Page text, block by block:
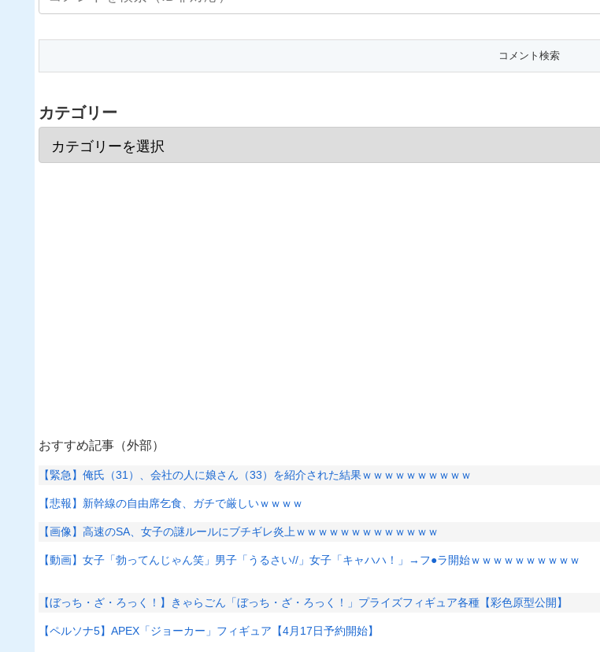
カテゴリー
おすすめ記事（外部）
【緊急】俺氏（31）、会社の人に娘さん（33）を紹介された結果ｗｗｗｗｗｗｗｗｗｗ
【悲報】新幹線の自由席乞食、ガチで厳しいｗｗｗｗ
【画像】高速のSA、女子の謎ルールにブチギレ炎上ｗｗｗｗｗｗｗｗｗｗｗｗｗ
【動画】女子「勃ってんじゃん笑」男子「うるさい//」女子「キャハハ！」→フ●ラ開始ｗｗｗｗｗｗｗｗｗｗ
【ぼっち・ざ・ろっく！】きゃらごん「ぼっち・ざ・ろっく！」プライズフィギュア各種【彩色原型公開】
【ペルソナ5】APEX「ジョーカー」フィギュア【4月17日予約開始】